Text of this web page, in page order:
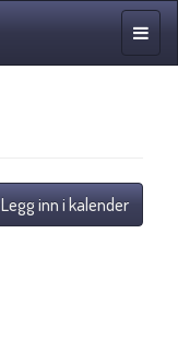
Legg inn i kalender